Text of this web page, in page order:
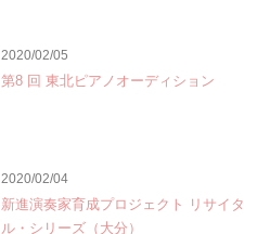
2020/02/05
第8 回 東北ピアノオーディション
2020/02/04
新進演奏家育成プロジェクト リサイタ
ル・シリーズ（大分）